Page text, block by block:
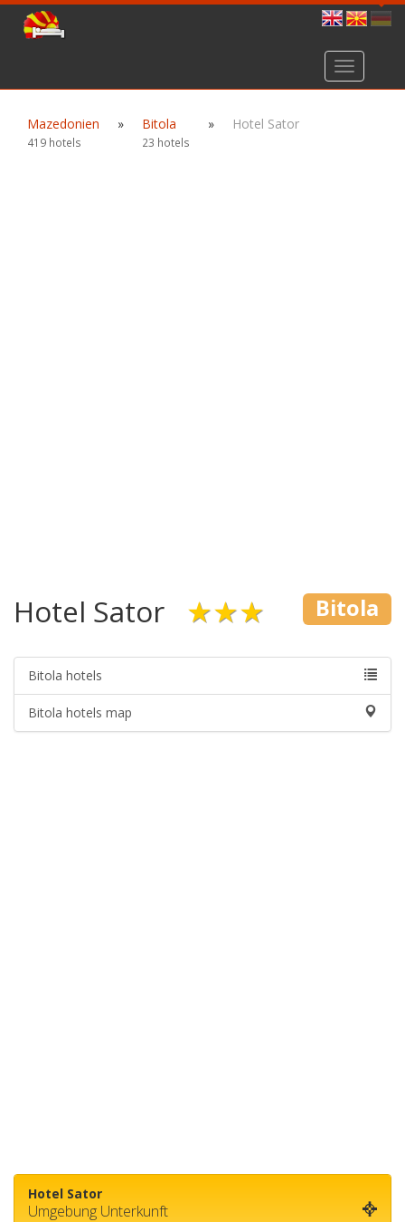
Toggle
navigation
Mazedonien
419 hotels
» Bitola
23 hotels
» Hotel Sator
Hotel Sator ★★★ Bitola
Bitola hotels
Bitola hotels map
Hotel Sator
Umgebung Unterkunft